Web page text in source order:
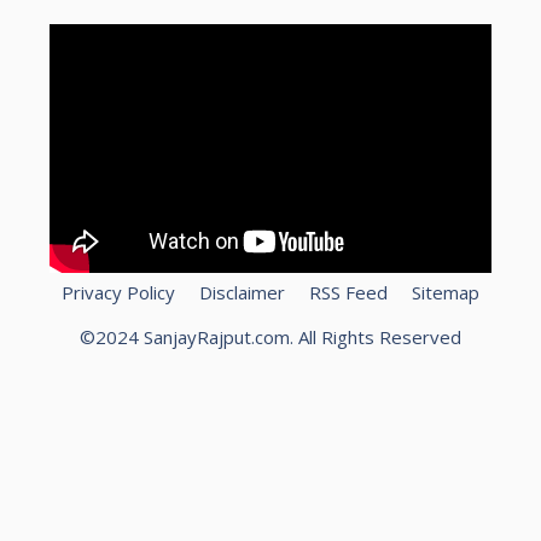
Privacy Policy Disclaimer RSS Feed
Sitemap
©2024 SanjayRajput.com. All Rights Reserved